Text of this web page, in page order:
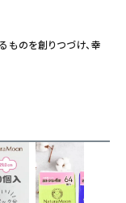
ものを創りつづけ、幸